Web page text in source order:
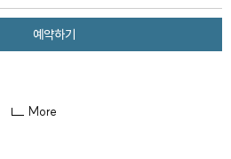
예약하기
More